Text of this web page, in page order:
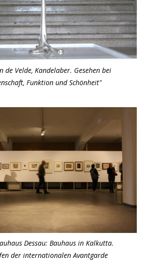
de Velde, Kandelaber. Gesehen bei
Funktion und Schönheit"
Dessau: Bauhaus in Kalkutta.
der internationalen Avantgarde